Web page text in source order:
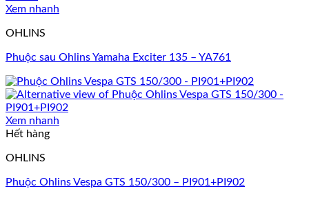
Xem nhanh
OHLINS
Phuộc sau Ohlins Yamaha Exciter 135 – YA761
Xem nhanh
Hết hàng
OHLINS
Phuộc Ohlins Vespa GTS 150/300 – PI901+PI902